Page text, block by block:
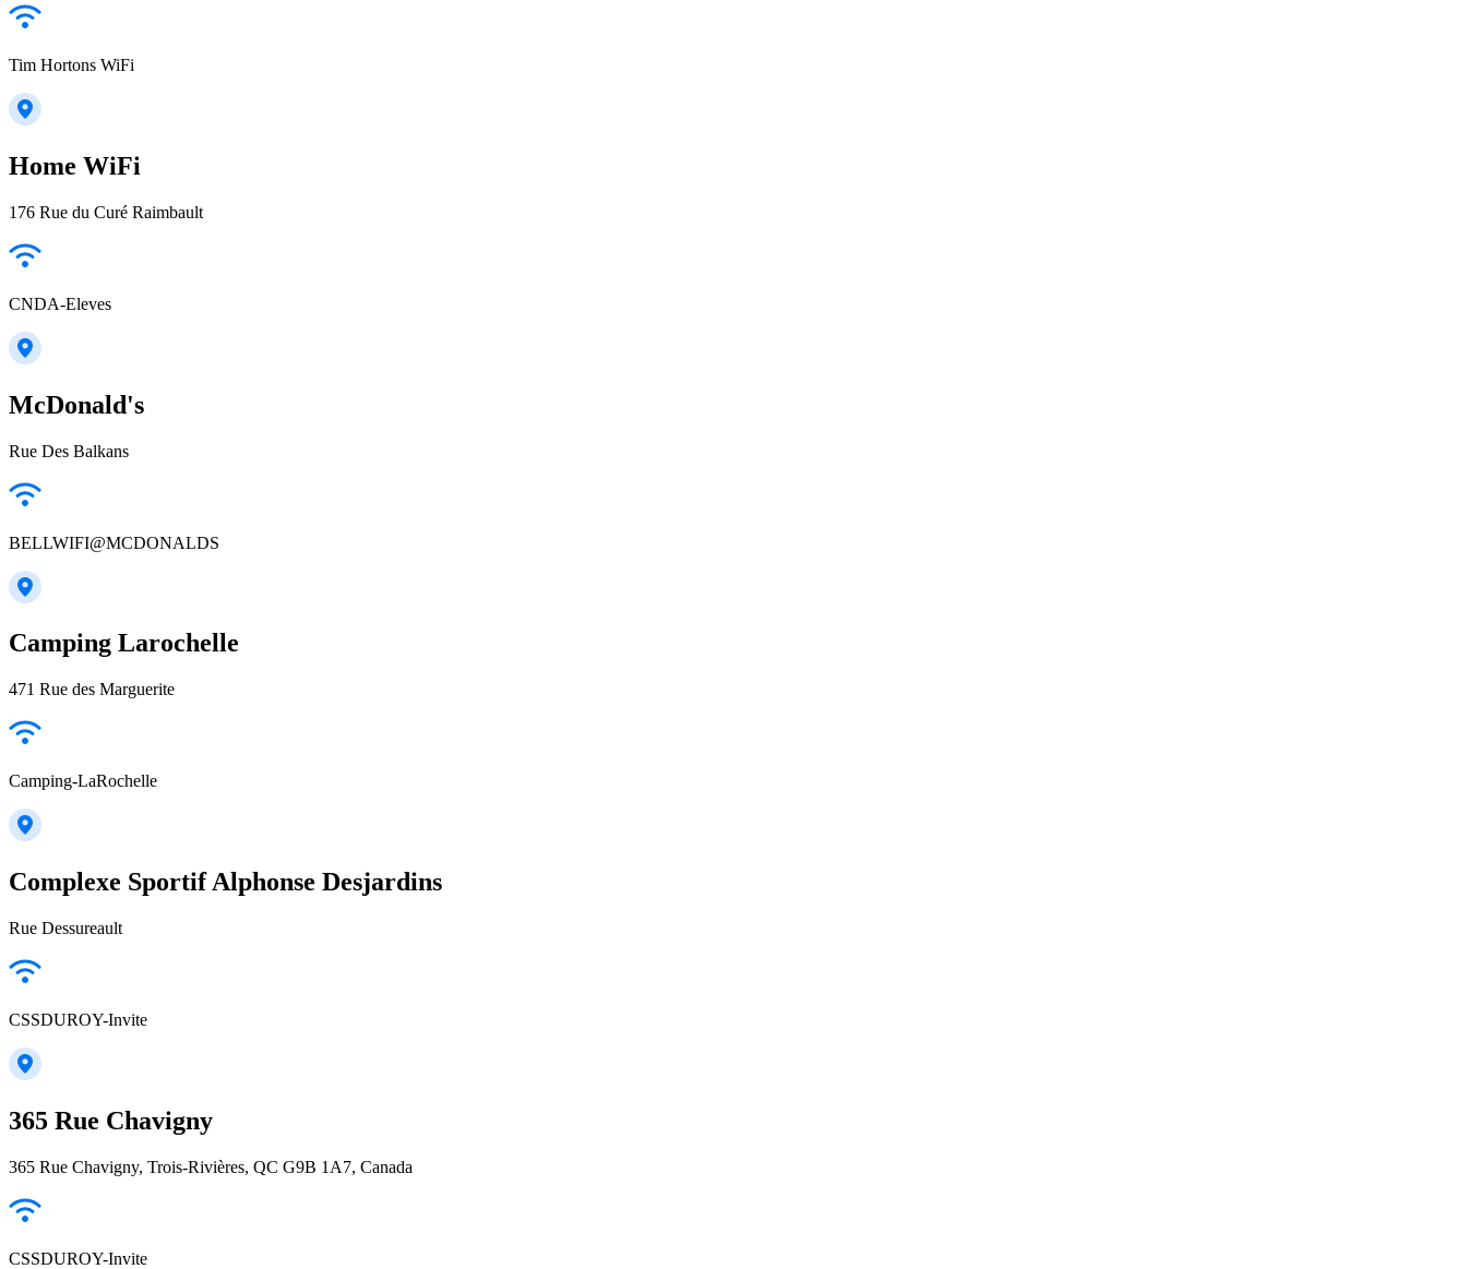
Tim Hortons WiFi
Home WiFi
176 Rue du Curé Raimbault
CNDA-Eleves
McDonald's
Rue Des Balkans
BELLWIFI@MCDONALDS
Camping Larochelle
471 Rue des Marguerite
Camping-LaRochelle
Complexe Sportif Alphonse Desjardins
Rue Dessureault
CSSDUROY-Invite
365 Rue Chavigny
365 Rue Chavigny, Trois-Rivières, QC G9B 1A7, Canada
CSSDUROY-Invite